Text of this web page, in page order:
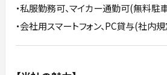
・私服勤務可、マイカー通勤可(無料駐
・会社用スマートフォン、PC貸与(社内